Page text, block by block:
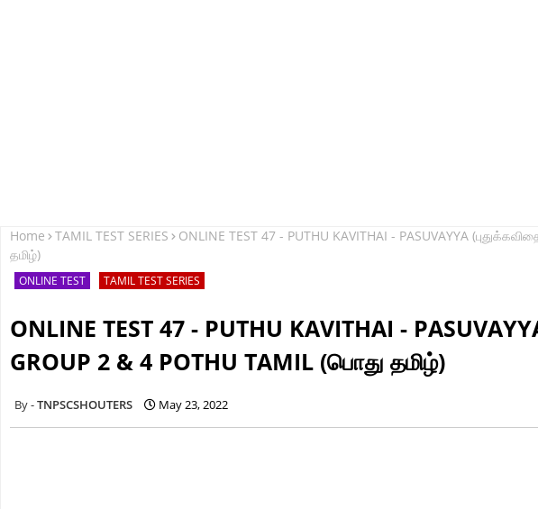
Home TAMIL TEST SERIES
ONLINE TEST 47 - PUTHU KAVITHAI - PASUVAYYA
தமிழ்)
ONLINE TEST TAMIL TEST SERIES
ONLINE TEST 47 - PUTHU KAVITHAI -
GROUP 2 & 4 POTHU TAMIL (பொது தமிழ்)
TNPSCSHOUTERS May 23, 2022